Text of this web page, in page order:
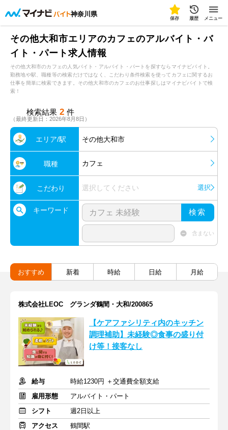
神奈川県
保存 履歴 メニュー
その他大和市エリアのカフェのアルバイト・バ
イト・パート求人情報
その他大和市のカフェの人気バイト・アルバイト・パートを探すならマイナビバイト。
勤務地や駅、職種等の検索だけではなく、こだわり条件検索を使ってカフェに関するお
仕事を簡単に検索できます。その他大和市のカフェのお仕事探しはマイナビバイトで検
索！
検索結果 2 件
（最終更新日：2026年8月8日）
エリア/駅 その他大和市
職種 カフェ
こだわり 選択してください 選択
キーワード 検索
含まない
おすすめ 新着 時給 日給 月給
株式会社LEOC グランダ鶴間・大和/200865
【ケアファシリティ内のキッチン
調理補助】未経験◎食事の盛り付
け等！接客なし
給与
時給1230円 ＋交通費全額支給
雇用形態
アルバイト・パート
シフト
週2日以上
アクセス
鶴間駅